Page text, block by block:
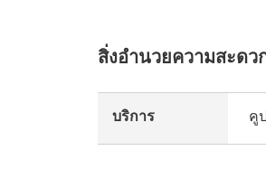
สิ่งอำนวยความสะดว
บริการ คู